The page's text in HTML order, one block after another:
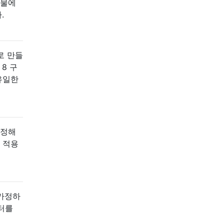
에
만들
8 구
일한
해
적용
정하
를